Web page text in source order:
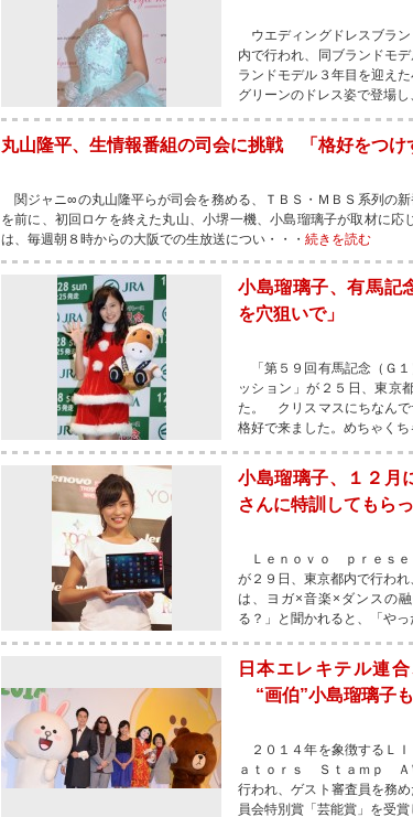
ウエディングドレスブラ
内で行われ、同ブランドモ
ランドモデル３年目を迎え
グリーンのドレス姿で登場し
丸山隆平、生情報番組の司会に挑戦 「格好をつけ
関ジャニ∞の丸山隆平らが司会を務める、ＴＢＳ・ＭＢＳ系列の
を前に、初回ロケを終えた丸山、小堺一機、小島瑠璃子が取材に
は、毎週朝８時からの大阪での生放送につい・・・ 続きを読む
小島瑠璃子、有馬
を穴狙いで」
「第５９回有馬記念（Ｇ１
ッション」が２５日、東京
た。 クリスマスにちなんで
格好で来ました。めちゃくち
小島瑠璃子、１２
さんに特訓してもら
Ｌｅｎｏｖｏ ｐｒｅｓｅ
が２９日、東京都内で行わ
は、ヨガ×音楽×ダンスの
る？」と聞かれると、「やっ
日本エレキテル連
“画伯”小島瑠璃子
２０１４年を象徴するＬ
ａｔｏｒｓ Ｓｔａｍｐ Ａ
行われ、ゲスト審査員を務
員会特別賞「芸能賞」を受賞